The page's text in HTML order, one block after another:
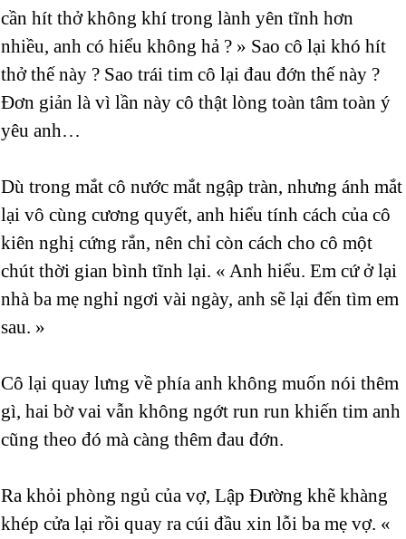
cần hít thở không khí trong lành yên tĩnh hơn
nhiều, anh có hiểu không hả ? » Sao cô lại khó hít
thở thế này ? Sao trái tim cô lại đau đớn thế này ?
Đơn giản là vì lần này cô thật lòng toàn tâm toàn ý
yêu anh…
Dù trong mắt cô nước mắt ngập tràn, nhưng ánh mắt
lại vô cùng cương quyết, anh hiểu tính cách của cô
kiên nghị cứng rắn, nên chỉ còn cách cho cô một
chút thời gian bình tĩnh lại. « Anh hiểu. Em cứ ở lại
nhà ba mẹ nghỉ ngơi vài ngày, anh sẽ lại đến tìm em
sau. »
Cô lại quay lưng về phía anh không muốn nói thêm
gì, hai bờ vai vẫn không ngớt run run khiến tim anh
cũng theo đó mà càng thêm đau đớn.
Ra khỏi phòng ngủ của vợ, Lập Đường khẽ khàng
khép cửa lại rồi quay ra cúi đầu xin lỗi ba mẹ vợ. «